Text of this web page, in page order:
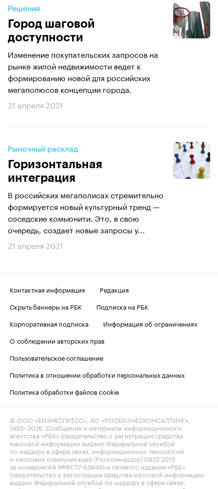
Решения
Город шаговой
доступности
Изменение покупательских запросов на
рынке жилой недвижимости ведет к
формированию новой для российских
мегаполюсов концепции города.
21 апреля 2021
Рыночный расклад
Горизонтальная
интеграция
В российских мегаполисах стремительно
формируется новый культурный тренд —
соседские комьюнити. Это, в свою
очередь, создает новые запросы у...
21 апреля 2021
Контактная информация
Редакция
Скрыть баннеры на РБК
Подписка на РБК
Корпоративная подписка
Информация об ограничениях
О соблюдении авторских прав
Пользовательское соглашение
Политика в отношении обработки персональных данных
Политика обработки файлов cookie
© ООО «БИЗНЕСПРЕСС», АО «РОСБИЗНЕСКОНСАЛТИНГ»,
1995–2026 . Сообщения и материалы информационного
агентства «РБК» (свидетельство о регистрации средства
массовой информации выдано Федеральной службой
по надзору в сфере связи, информационных технологий
и массовых коммуникаций (Роскомнадзор) 09.12.2015
за номером ИА №ФС77-63848) и сетевого издания «РБК»
(свидетельство о регистрации средства массовой информации
выдано Федеральной службой по надзору в сфере связи,